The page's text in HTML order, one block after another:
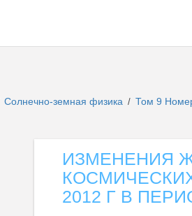
Солнечно-земная физика / Том 9
ИЗМЕНЕНИЯ
2012 Г В